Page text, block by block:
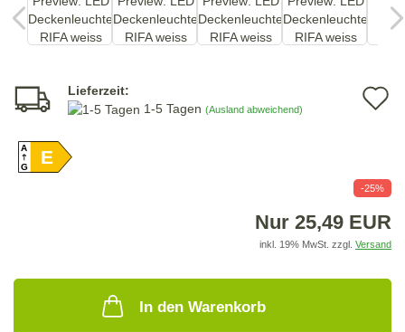
Lieferzeit:
1-5 Tagen (Ausland abweichend)
A
GE
-25%
Nur 25,49 EUR
inkl. 19% MwSt. zzgl. Versand
In den Warenkorb